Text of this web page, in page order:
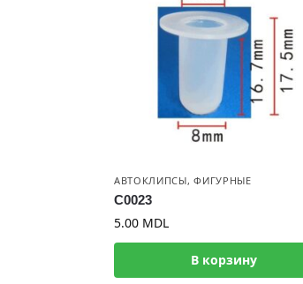
АВТОКЛИПСЫ,ФИГУРНЫЕ
C0023
5.00 MDL
В корзину